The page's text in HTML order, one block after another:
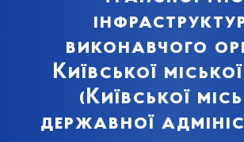
виконавчого
Київської
(Київської
державної